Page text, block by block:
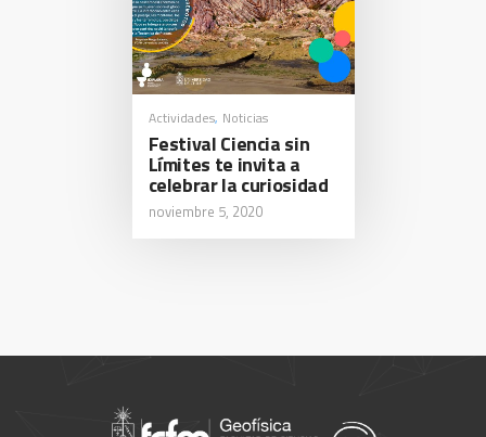
Actividades, Noticias
Festival Ciencia sin
Límites te invita a
celebrar la curiosidad
noviembre 5, 2020